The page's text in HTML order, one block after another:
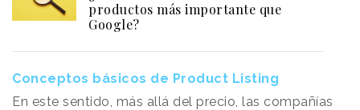
productos más importante que
Google?
Conceptos básicos de Product Listing
En este sentido, más allá del precio, las compañías